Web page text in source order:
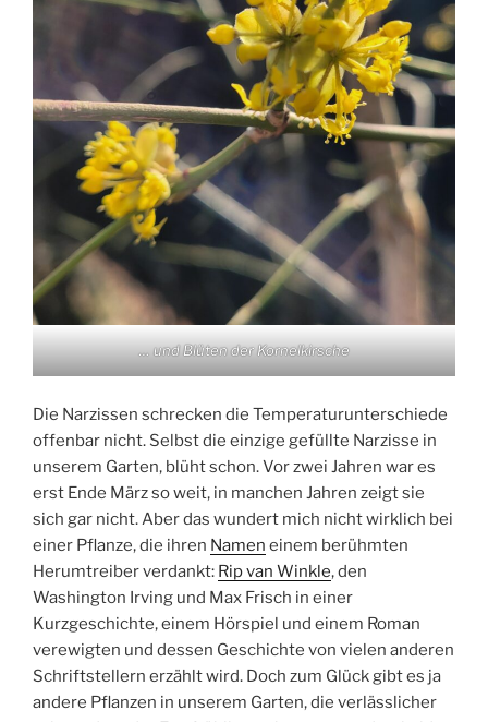
… und Blüten der Kornelkirsche
Die Narzissen schrecken die Temperaturunterschiede
offenbar nicht. Selbst die einzige gefüllte Narzisse in
unserem Garten, blüht schon. Vor zwei Jahren war es
erst Ende März so weit, in manchen Jahren zeigt sie
sich gar nicht. Aber das wundert mich nicht wirklich bei
einer Pflanze, die ihren Namen einem berühmten
Herumtreiber verdankt: Rip van Winkle, den
Washington Irving und Max Frisch in einer
Kurzgeschichte, einem Hörspiel und einem Roman
verewigten und dessen Geschichte von vielen anderen
Schriftstellern erzählt wird. Doch zum Glück gibt es ja
andere Pflanzen in unserem Garten, die verlässlicher